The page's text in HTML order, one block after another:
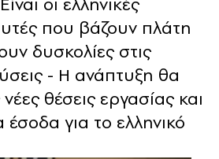
που βάζουν πλάτη
δυσκολίες στις
- Η ανάπτυξη θα
θέσεις εργασίας και
για το ελληνικό